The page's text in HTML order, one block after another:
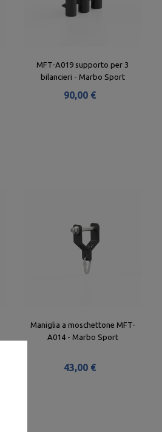
MFT-A019 supporto per 3
bilancieri - Marbo Sport
90,00 €
Maniglia a moschettone MFT-
A014 - Marbo Sport
43,00 €